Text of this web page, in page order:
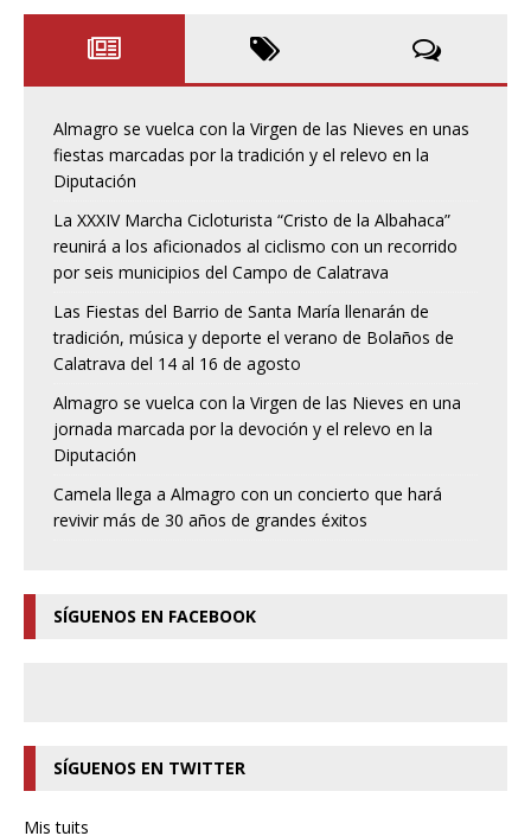
Almagro se vuelca con la Virgen de las Nieves en unas
fiestas marcadas por la tradición y el relevo en la
Diputación
La XXXIV Marcha Cicloturista “Cristo de la Albahaca”
reunirá a los aficionados al ciclismo con un recorrido
por seis municipios del Campo de Calatrava
Las Fiestas del Barrio de Santa María llenarán de
tradición, música y deporte el verano de Bolaños de
Calatrava del 14 al 16 de agosto
Almagro se vuelca con la Virgen de las Nieves en una
jornada marcada por la devoción y el relevo en la
Diputación
Camela llega a Almagro con un concierto que hará
revivir más de 30 años de grandes éxitos
SÍGUENOS EN FACEBOOK
SÍGUENOS EN TWITTER
Mis tuits